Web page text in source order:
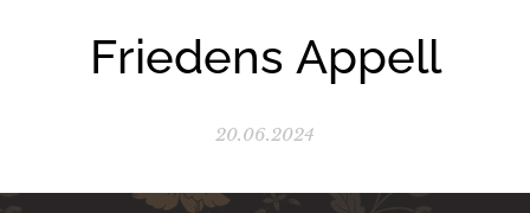
Friedens Appell
20.06.2024